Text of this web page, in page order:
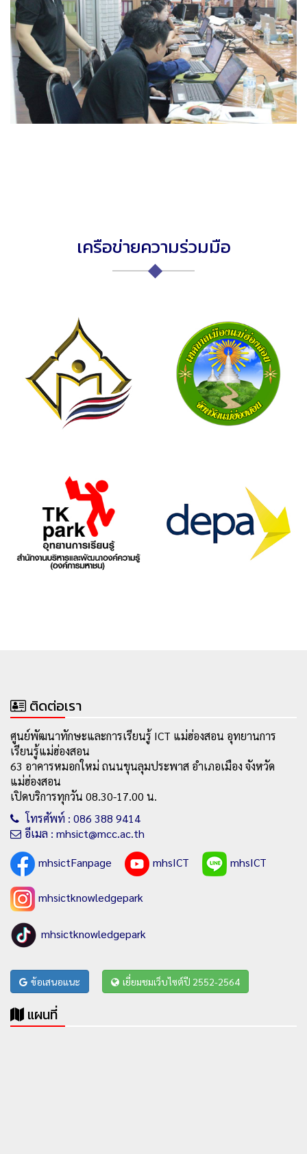
เครือข่ายความร่วมมือ
ติดต่อเรา
ศูนย์พัฒนาทักษะและการเรียนรู้ ICT แม่ฮ่องสอน อุทยานการ
เรียนรู้แม่ฮ่องสอน
63 อาคารหมอกใหม่ ถนนขุนลุมประพาส อำเภอเมือง จังหวัด
แม่ฮ่องสอน
เปิดบริการทุกวัน 08.30-17.00 น.
โทรศัพท์ : 086 388 9414
อีเมล : mhsict@mcc.ac.th
mhsictFanpage
mhsICT mhsICT
mhsictknowledgepark
mhsictknowledgepark
ข้อเสนอแนะ เยี่ยมชมเว็บไซต์ปี 2552-2564
แผนที่